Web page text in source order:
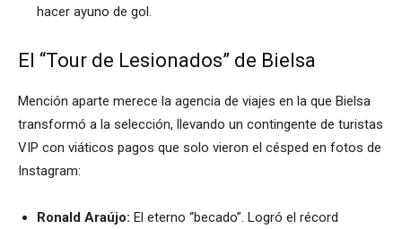
hacer ayuno de gol.
El “Tour de Lesionados” de Bielsa
Mención aparte merece la agencia de viajes en la que Bielsa
transformó a la selección, llevando un contingente de turistas
VIP con viáticos pagos que solo vieron el césped en fotos de
Instagram:
Ronald Araújo: El eterno “becado”. Logró el récord